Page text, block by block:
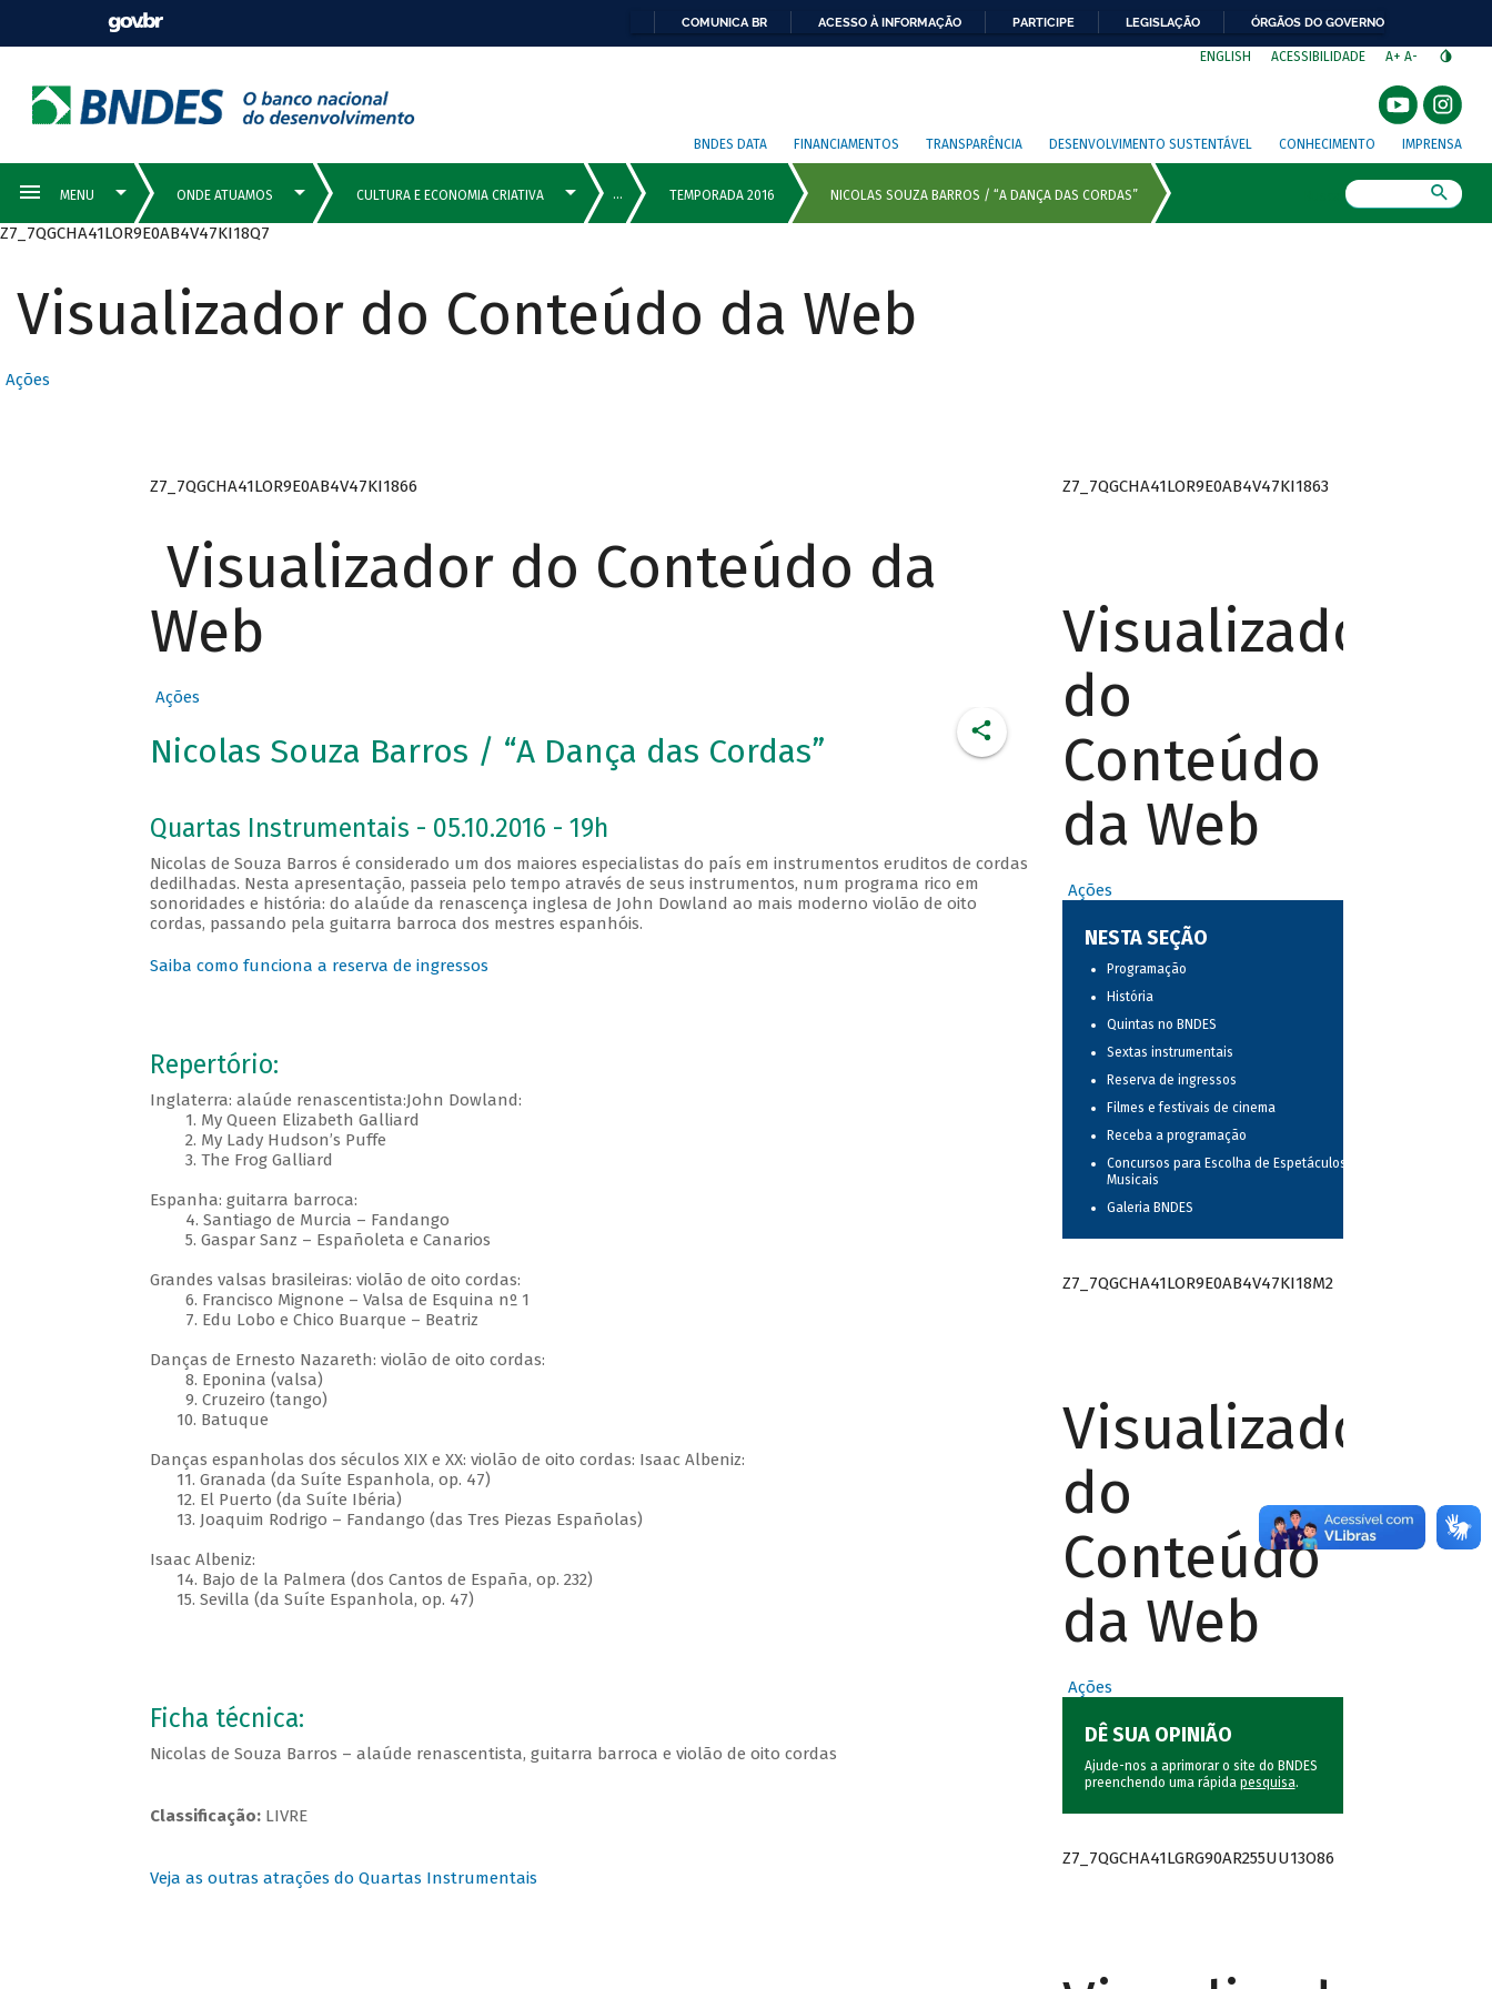
COMUNICA BR ACESSO À INFORMAÇÃO PARTICIPE LEGISLAÇÃO ÓRGÃOS DO GOVERNO
ENGLISH ACESSIBILIDADE A+ A-
BNDES DATA FINANCIAMENTOS TRANSPARÊNCIA DESENVOLVIMENTO SUSTENTÁVEL CONHECIMENTO IMPRENSA
Z7_7QGCHA41LOR9E0AB4V47KI18Q7
Visualizador do Conteúdo da Web
Ações
Z7_7QGCHA41LOR9E0AB4V47KI1866
Visualizador do Conteúdo da
Web
Ações
Nicolas Souza Barros / “A Dança das Cordas”
Quartas Instrumentais - 05.10.2016 - 19h
Nicolas de Souza Barros é considerado um dos maiores especialistas do país em instrumentos eruditos de cordas
dedilhadas. Nesta apresentação, passeia pelo tempo através de seus instrumentos, num programa rico em
sonoridades e história: do alaúde da renascença inglesa de John Dowland ao mais moderno violão de oito
cordas, passando pela guitarra barroca dos mestres espanhóis.
Saiba como funciona a reserva de ingressos
Repertório:
Inglaterra: alaúde renascentista:John Dowland:
1. My Queen Elizabeth Galliard
2. My Lady Hudson’s Puffe
3. The Frog Galliard
Espanha: guitarra barroca:
4. Santiago de Murcia – Fandango
5. Gaspar Sanz – Españoleta e Canarios
Grandes valsas brasileiras: violão de oito cordas:
6. Francisco Mignone – Valsa de Esquina nº 1
7. Edu Lobo e Chico Buarque – Beatriz
Danças de Ernesto Nazareth: violão de oito cordas:
8. Eponina (valsa)
9. Cruzeiro (tango)
10. Batuque
Danças espanholas dos séculos XIX e XX: violão de oito cordas: Isaac Albeniz:
11. Granada (da Suíte Espanhola, op. 47)
12. El Puerto (da Suíte Ibéria)
13. Joaquim Rodrigo – Fandango (das Tres Piezas Españolas)
Isaac Albeniz:
14. Bajo de la Palmera (dos Cantos de España, op. 232)
15. Sevilla (da Suíte Espanhola, op. 47)
Ficha técnica:
Nicolas de Souza Barros – alaúde renascentista, guitarra barroca e violão de oito cordas
Classificação:LIVRE
Veja as outras atrações do Quartas Instrumentais
Z7_7QGCHA41LOR9E0AB4V47KI1863
Visualizador
do
Conteúdo
da Web
Ações
NESTA SEÇÃO
Programação
História
Quintas no BNDES
Sextas instrumentais
Reserva de ingressos
Filmes e festivais de cinema
Receba a programação
Concursos para Escolha de Espetáculos
Musicais
Galeria BNDES
Z7_7QGCHA41LOR9E0AB4V47KI18M2
Visualizador
do
Conteúdo
da Web
Ações
DÊ SUA OPINIÃO
Ajude-nos a aprimorar o site do BNDES
preenchendo uma rápida pesquisa.
Z7_7QGCHA41LGRG90AR255UU13O86